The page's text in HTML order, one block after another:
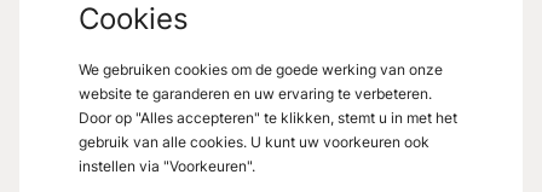
Grand Place 27, 7000 Mons
Cookies
We gebruiken cookies om de goede werking van onze
website te garanderen en uw ervaring te verbeteren.
Door op "Alles accepteren" te klikken, stemt u in met het
gebruik van alle cookies. U kunt uw voorkeuren ook
instellen via "Voorkeuren".